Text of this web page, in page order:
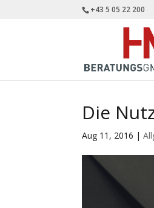
+43 5 05 22 200
Die
Aug 11, 2016 |